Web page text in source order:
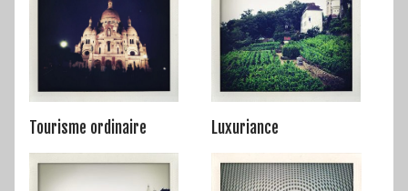
Tourisme ordinaire Luxuriance